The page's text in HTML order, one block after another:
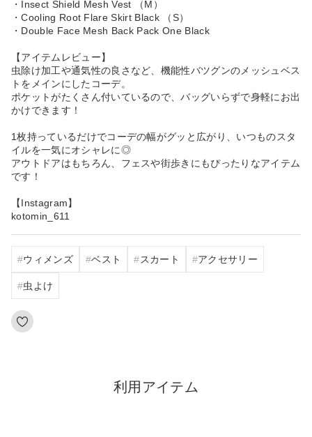
・Insect Shield Mesh Vest （M）
・Cooling Root Flare Skirt Black （S）
・Double Face Mesh Back Pack One Black
【アイテムレビュー】
虫除け加工や通気性の良さなど、機能性バツグンのメッシュベス
トをメインにしたコーデ。
ポケットがたくさん付いているので、バッグいらずで身軽にお出
かけできます！
1枚持っているだけでコーデの幅がグッと広がり、いつものスタ
イルを一気にオシャレに◎
アウトドアはもちろん、フェスや街歩きにもぴったりなアイテム
です！
【Instagram】
kotomin_611
ウィメンズ ベスト スカート アクセサリー
虫よけ
利用アイテム